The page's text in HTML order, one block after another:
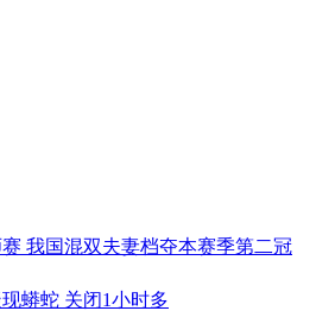
我国混双夫妻档夺本赛季第二冠
蟒蛇 关闭1小时多